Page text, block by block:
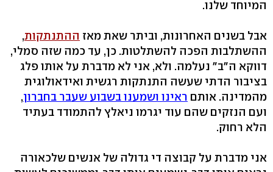
המיוחד שלנו.
אבל בשנים האחרונות, וביתר שאת מאז ההתנתקות,
ההשתלבות הפכה להשתלטות. כן, עד כמה שזה סמלי,
דווקא ה"ב" נעלמה. ולא, אני לא מדברת על אותו פלג
בציבור הדתי שעשה התנתקות רגשית ואידאולוגית
מהמדינה. אותם ראינו ושמענו בשבוע שעבר בחברון,
ועם הנזקים שהם עוד יגרמו ניאלץ להתמודד בעתיד
הלא רחוק.
אני מדברת על קבוצה די גדולה של אנשים שלכאורה